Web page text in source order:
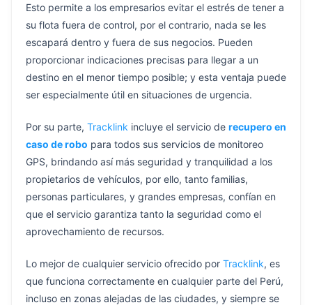
Esto permite a los empresarios evitar el estrés de tener a
su flota fuera de control, por el contrario, nada se les
escapará dentro y fuera de sus negocios. Pueden
proporcionar indicaciones precisas para llegar a un
destino en el menor tiempo posible; y esta ventaja puede
ser especialmente útil en situaciones de urgencia.
Por su parte, Tracklink incluye el servicio de recupero en
caso de robo para todos sus servicios de monitoreo
GPS, brindando así más seguridad y tranquilidad a los
propietarios de vehículos, por ello, tanto familias,
personas particulares, y grandes empresas, confían en
que el servicio garantiza tanto la seguridad como el
aprovechamiento de recursos.
Lo mejor de cualquier servicio ofrecido por Tracklink, es
que funciona correctamente en cualquier parte del Perú,
incluso en zonas alejadas de las ciudades, y siempre se